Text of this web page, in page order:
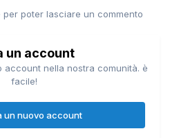
poter lasciare un commento
un account
account nella nostra comunità. è
facile!
un nuovo account